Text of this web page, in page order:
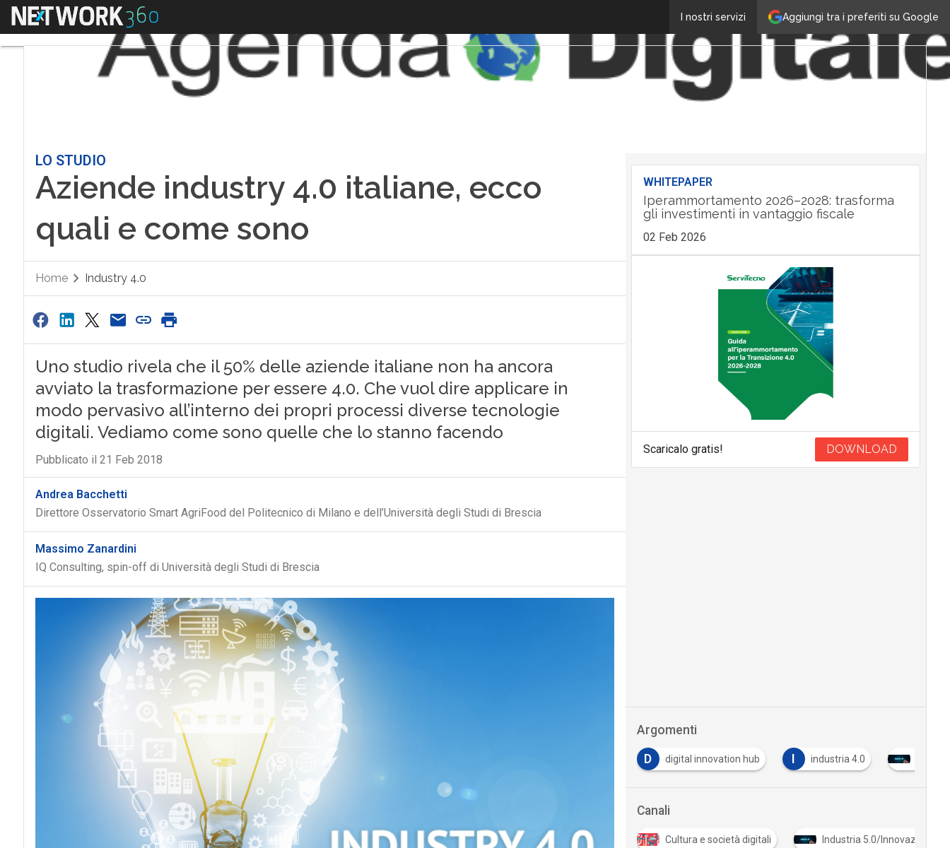
Aggiungi tra i preferiti su Google
I nostri servizi
Menu
LO STUDIO
Aziende industry 4.0 italiane, ecco
quali e come sono
Home Industry 4.0
Uno studio rivela che il 50% delle aziende italiane non ha ancora
avviato la trasformazione per essere 4.0. Che vuol dire applicare in
modo pervasivo all’interno dei propri processi diverse tecnologie
digitali. Vediamo come sono quelle che lo stanno facendo
Pubblicato il 21 Feb 2018
Andrea Bacchetti
Direttore Osservatorio Smart AgriFood del Politecnico di Milano e dell’Università degli Studi di Brescia
Massimo Zanardini
IQ Consulting, spin-off di Università degli Studi di Brescia
WHITEPAPER
Iperammortamento 2026–2028: trasforma
gli investimenti in vantaggio fiscale
02 Feb 2026
Scaricalo gratis! DOWNLOAD
Argomenti
I industria 4.0 industry 4.0 P
Canali
C competenze digitali Cultura e società digitali Industria 5.0/Innovazione in azienda